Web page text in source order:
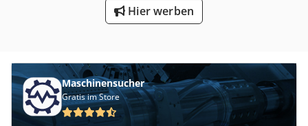
Hier werben
Maschinensucher
Gratis im Store